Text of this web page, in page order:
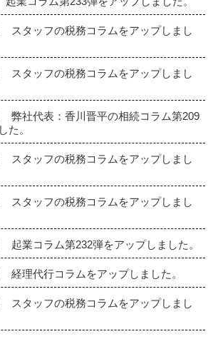
スタッフの税務コラムをアップしまし
スタッフの税務コラムをアップしまし
弊社代表：香川晋平の相続コラム第209
た。
スタッフの税務コラムをアップしまし
スタッフの税務コラムをアップしまし
起業コラム第232弾をアップしました。
経理代行コラムをアップしました。
スタッフの税務コラムをアップしまし